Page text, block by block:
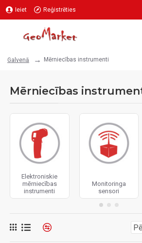
Ieiet Reģistrēties
Galvenā Mērniecības instrumenti
Mērniecības
Elektroniskie
mērniecības
instrumenti
Monitoringa
sensori